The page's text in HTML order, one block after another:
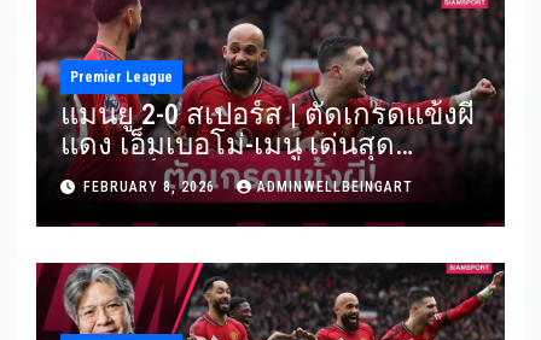
Premier League
แมนยู 2-0 สเปอร์ส | ตัดเกรดแข้งผี
แดง เอ็มเบอโม่-เมนู เด่นสุด
พรีเมียร์ลีก
FEBRUARY 8, 2026 ADMINWELLBEINGART